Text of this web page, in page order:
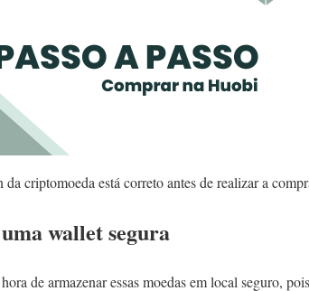
criptomoeda está correto antes de realizar a
wallet segura
de armazenar essas moedas em local seguro,